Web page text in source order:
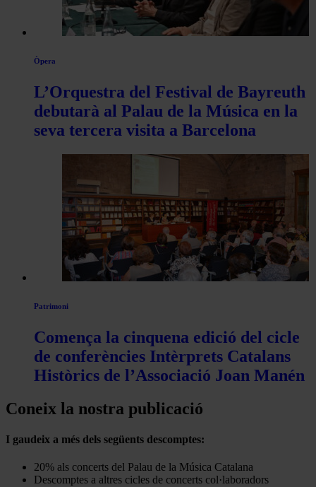
Òpera
L’Orquestra del Festival de Bayreuth
debutarà al Palau de la Música en la
seva tercera visita a Barcelona
Patrimoni
Comença la cinquena edició del cicle
de conferències Intèrprets Catalans
Històrics de l’Associació Joan Manén
Coneix la nostra publicació
I gaudeix a més dels següents descomptes:
20% als concerts del Palau de la Música Catalana
Descomptes a altres cicles de concerts col·laboradors